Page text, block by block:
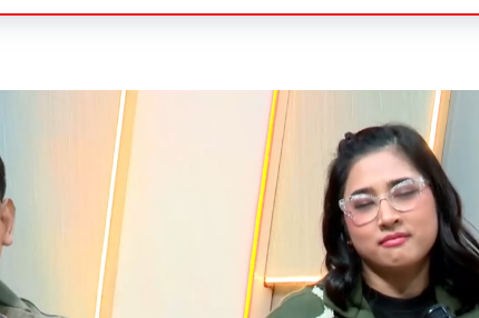
#3prabowo
#5demo
Promoted
Terakhir yang dicari